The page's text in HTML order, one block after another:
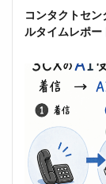
コンタクトセ
ルタイムレポー